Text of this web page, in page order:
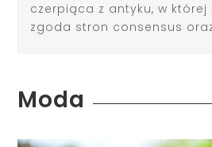
czerpiąca z antyku, w
zgoda stron consensus
Moda